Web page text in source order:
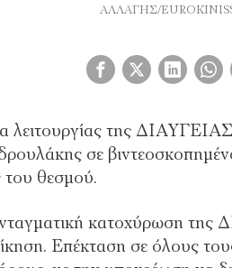
ΑΛΛΑΓΗΣ/
λειτουργίας της
σε
του θεσμού.
κατοχύρωση
Επέκταση σε όλους τους